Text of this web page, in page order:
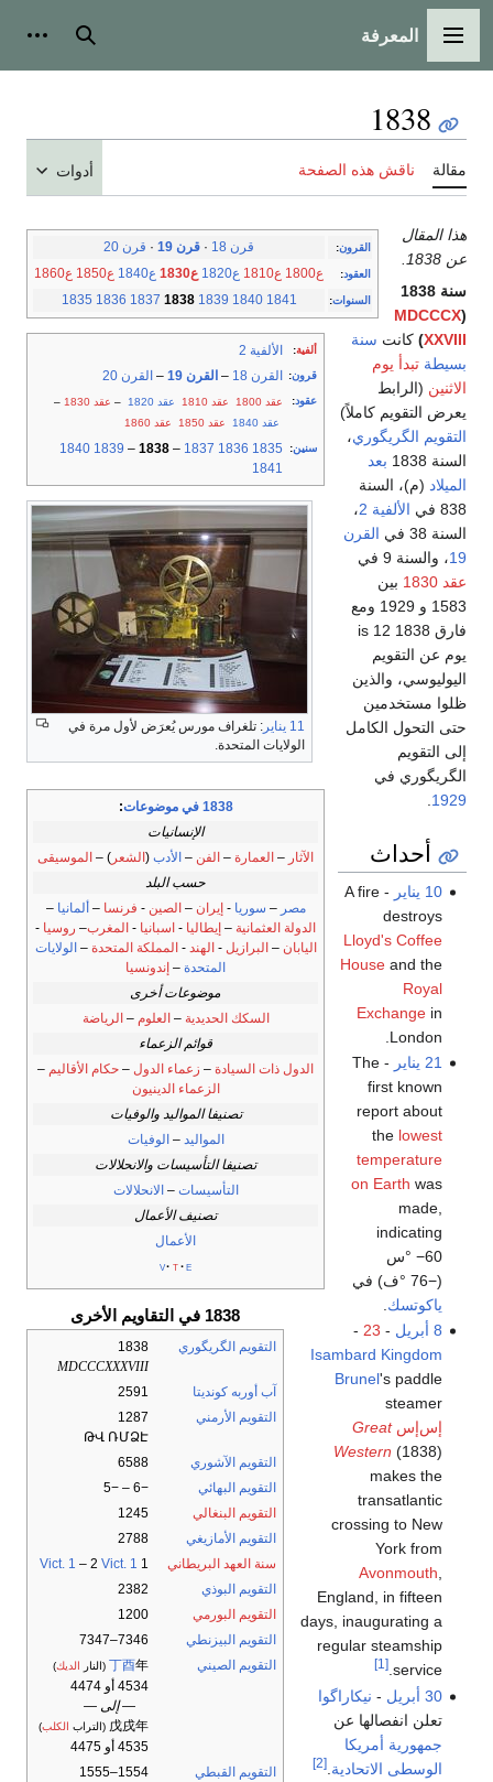
القائمة الرئيسية
المعرفة بحث
1838
مقالة ناقش هذه الصفحة أدوات
القرون: قرن 18 · قرن 19 · قرن 20
العقود: ع1800 ع1810 ع1820 ع1830 ع1840 ع1850 ع1860
السنوات:
1835 1836 1837 1838 1839 1840 1841
هذا المقال
عن 1838.
ألفية: الألفية 2
قرون: القرن 18 – القرن 19 – القرن 20
عقود: عقد 1800 عقد 1810 عقد 1820 – عقد 1830
–
عقد 1840
عقد 1850 عقد 1860
سنين:
1835
1836
1837
–
1838
–
1839
1840
1841
11 يناير
: تلغراف مورس يُعرَض لأول مرة في
الولايات المتحدة.
1838 في موضوعات
:
الإنسانيات
الآثار – العمارة – الفن – الأدب ( الشعر ) – الموسيقى
حسب البلد
مصر – سوريا - إيران – الصين - فرنسا – ألمانيا –
الدولة العثمانية – إيطاليا - اسبانيا - المغرب– روسيا -
اليابان – البرازيل - الهند - المملكة المتحدة – الولايات
المتحدة – إندونسيا
موضوعات أخرى
السكك الحديدية – العلوم – الرياضة
قوائم الزعماء
الدول ذات السيادة – زعماء الدول – حكام الأقاليم –
الزعماء الدينيون
تصنيفا المواليد والوفيات
المواليد – الوفيات
تصنيفا التأسيسات والانحلالات
التأسيسات – الانحلالات
تصنيف الأعمال
الأعمال
v t e
1838 في التقاويم الأخرى
التقويم الگريگوري
1838
MDCCCXXXVIII
آب أوربه كونديتا
2591
التقويم الأرمني
1287
ԹՎ ՌՄՁԷ
التقويم الآشوري
6588
التقويم البهائي
−6 – −5
التقويم البنغالي
1245
التقويم الأمازيغي
2788
سنة العهد البريطاني
1
Vict. 1 – 2 Vict. 1
التقويم البوذي
2382
التقويم البورمي
1200
التقويم البيزنطي
7346–7347
التقويم الصيني
丁酉年 (النار الديك)
4534 أو 4474
— إلى —
戊戌年 (التراب الكلب)
4535 أو 4475
التقويم القبطي
1554–1555
سنة 1838
(
MDCCCX
XXVIII
) كانت سنة
بسيطة تبدأ يوم
الاثنين (الرابط
يعرض التقويم كاملاً)
التقويم الگريگوري،
السنة 1838
بعد
الميلاد (م)، السنة
838 في
الألفية 2
،
السنة 38 في
القرن
19، والسنة 9 في
عقد 1830
بين
1583 و 1929 ومع
فارق 1838 is 12
يوم عن التقويم
اليوليوسي، والذين
ظلوا مستخدمين
حتى التحول الكامل
إلى التقويم
الگريگوري في
1929
أحداث
10 يناير
- A fire
destroys
Lloyd's Coffee
Houseand the
Royal
Exchangein
London.
21 يناير
- The
first known
report about
the lowest
temperature
on Earth was
made,
indicating
−60 °س
(−76 °ف) في
ياكوتسك
8 أبريل
-
23
-
Isambard Kingdom
Brunel's paddle
steamer
إس‌إسGreat
Western (1838)
makes the
transatlantic
crossing to New
York from
Avonmouth,
England, in fifteen
days, inaugurating a
regular steamship
service.
[1]
30 أبريل - نيكاراگوا
تعلن انفصالها عن
جمهورية أمريكا
الوسطى الاتحادية .
[2]